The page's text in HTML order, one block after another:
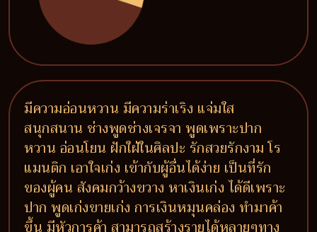
มีความอ่อนหวาน มีความร่าเริง แจ่มใส
สนุกสนาน ช่างพูดช่างเจรจา พูดเพราะปาก
หวาน อ่อนโยน ฝักใฝ่ในศิลปะ รักสวยรักงาม โร
แมนติก เอาใจเก่ง เข้ากับผู้อื่นได้ง่าย เป็นที่รัก
ของผู้คน สังคมกว้างขวาง หาเงินเก่ง ได้ดีเพราะ
ปาก พูดเก่งขายเก่ง การเงินหมุนคล่อง ทำมาค้า